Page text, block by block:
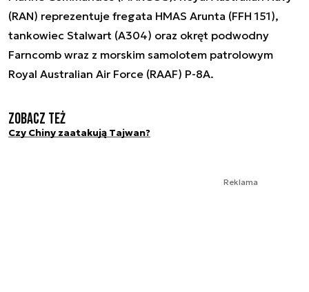
(RAN) reprezentuje fregata HMAS Arunta (FFH 151),
tankowiec Stalwart (A304) oraz okręt podwodny
Farncomb wraz z morskim samolotem patrolowym
Royal Australian Air Force (RAAF) P-8A.
Zobacz też
Czy Chiny zaatakują Tajwan?
Reklama